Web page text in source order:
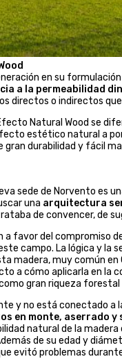
en su
a la permeabilidad
directos o indirectos
Natural Wood se
estético natural a
gran durabilidad y fácil
sede de Norvento es
una arquitectura
de convencer, de
a favor del
campo. La lógica y la
madera, muy común
a cómo aplicarla en la
gran riqueza forestal
y no está conectado a
en monte, aserrado
natural de la
de su edad y
evitó problemas